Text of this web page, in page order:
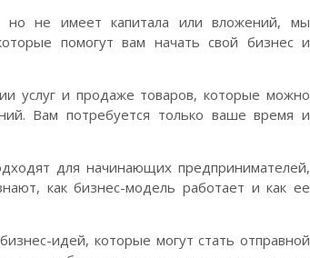
но не имеет капитала или вложений, мы
помогут вам начать свой бизнес и
услуг и продаже товаров, которые можно
Вам потребуется только ваше время и
для начинающих предпринимателей,
как бизнес-модель работает и как ее
идей, которые могут стать отправной